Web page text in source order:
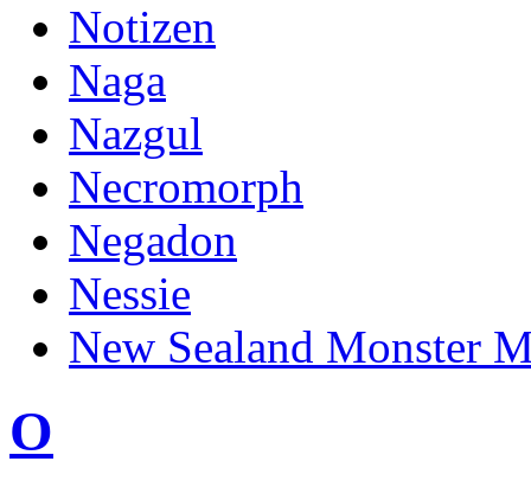
Notizen
Naga
Nazgul
Necromorph
Negadon
Nessie
New Sealand Monster
O